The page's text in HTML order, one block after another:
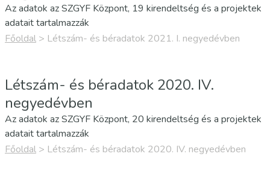
Az adatok az SZGYF Központ, 19 kirendeltség és a projektek
adatait tartalmazzák
Főoldal > Létszám- és béradatok 2021. I. negyedévben
Létszám- és béradatok 2020. IV.
negyedévben
Az adatok az SZGYF Központ, 20 kirendeltség és a projektek
adatait tartalmazzák
Főoldal > Létszám- és béradatok 2020. IV. negyedévben